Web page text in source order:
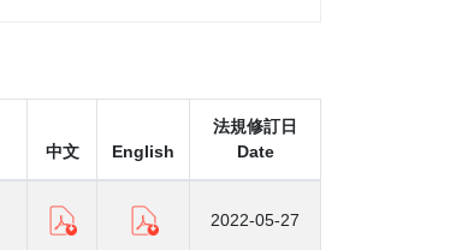
中文 English
法規修訂日
Date
2022-05-27